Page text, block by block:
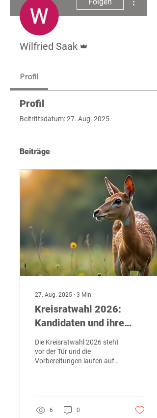
Wilfried Saak
Profil
Profil
Beitrittsdatum: 27. Aug. 2025
Beiträge
27. Aug. 2025 ∙ 3 Min.
Kreisratwahl 2026:
Kandidaten und ihre
Visionen
Die Kreisratwahl 2026 steht
vor der Tür und die
Vorbereitungen laufen auf
und...
6 0